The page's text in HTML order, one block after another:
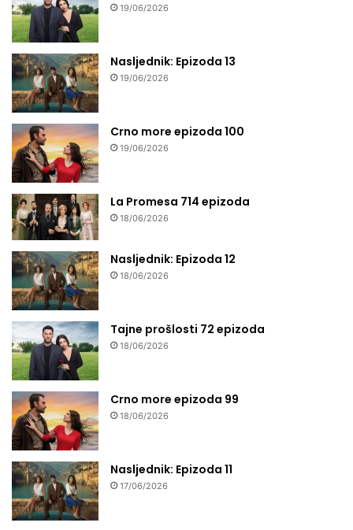
19/06/2026
Nasljednik: Epizoda 13
19/06/2026
Crno more epizoda 100
19/06/2026
La Promesa 714 epizoda
18/06/2026
Nasljednik: Epizoda 12
18/06/2026
Tajne prošlosti 72 epizoda
18/06/2026
Crno more epizoda 99
18/06/2026
Nasljednik: Epizoda 11
17/06/2026